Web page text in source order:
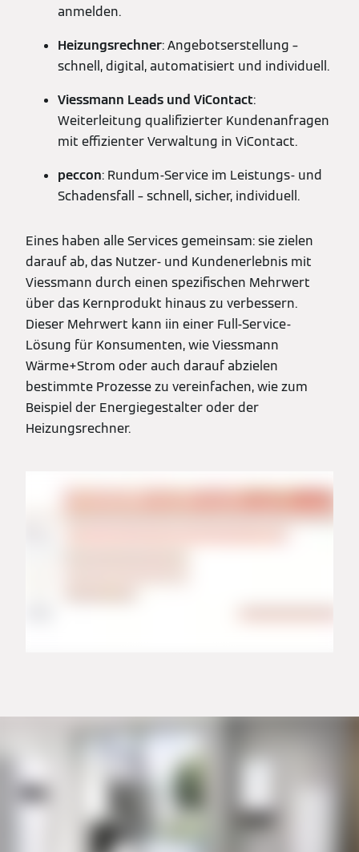
anmelden.
Heizungsrechner: Angebotserstellung –
schnell, digital, automatisiert und individuell.
Viessmann Leads und ViContact:
Weiterleitung qualifizierter Kundenanfragen
mit effizienter Verwaltung in ViContact.
peccon: Rundum-Service im Leistungs- und
Schadensfall – schnell, sicher, individuell.
Eines haben alle Services gemeinsam: sie zielen
darauf ab, das Nutzer- und Kundenerlebnis mit
Viessmann durch einen spezifischen Mehrwert
über das Kernprodukt hinaus zu verbessern.
Dieser Mehrwert kann iin einer Full-Service-
Lösung für Konsumenten, wie Viessmann
Wärme+Strom oder auch darauf abzielen
bestimmte Prozesse zu vereinfachen, wie zum
Beispiel der Energiegestalter oder der
Heizungsrechner.